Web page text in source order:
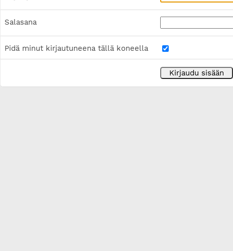
Salasana
Pidä minut kirjautuneena tällä koneella